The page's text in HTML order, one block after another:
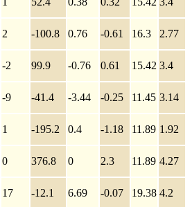
2 -100.8 0.76 -0.61 16.3 2.77
-2 99.9 -0.76 0.61 15.42 3.4
-9 -41.4 -3.44 -0.25 11.45 3.14
1 -195.2 0.4 -1.18 11.89 1.92
0 376.8 0 2.3 11.89 4.27
17 -12.1 6.69 -0.07 19.38 4.2